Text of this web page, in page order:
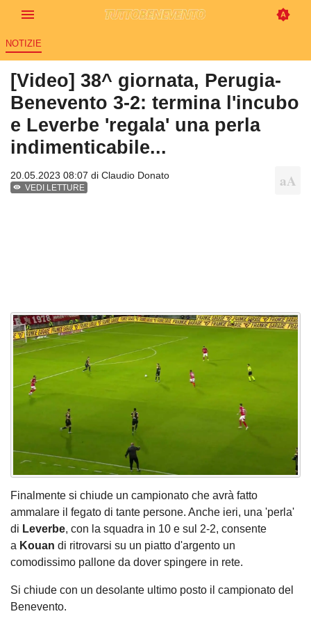
NOTIZIE
[Video] 38^ giornata, Perugia-
Benevento 3-2: termina l'incubo
e Leverbe 'regala' una perla
indimenticabile...
20.05.2023 08:07 di Claudio Donato
VEDI LETTURE
Finalmente si chiude un campionato che avrà fatto
ammalare il fegato di tante persone. Anche ieri, una 'perla'
di Leverbe, con la squadra in 10 e sul 2-2, consente
a Kouan di ritrovarsi su un piatto d'argento un
comodissimo pallone da dover spingere in rete.
Si chiude con un desolante ultimo posto il campionato del
Benevento.